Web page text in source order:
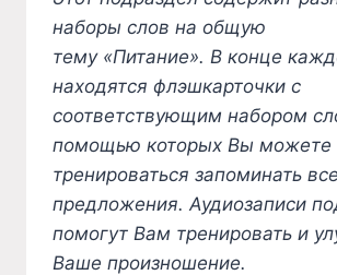
наборы слов на общую
тему «Питание». В конце
находятся флэшкарточки с
соответствующим набором
помощью которых Вы можете
тренироваться запоминать
предложения. Аудиозаписи
помогут Вам тренировать и
Ваше произношение.